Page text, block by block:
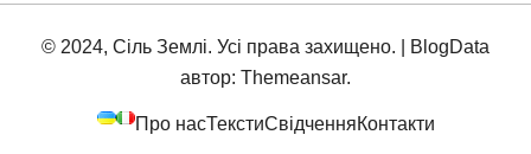
© 2024, Сіль Землі. Усі права захищено.
BlogData
автор: Themeansar.
Про насТекстиСвідченняКонтакти